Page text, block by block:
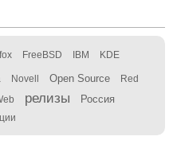
FreeBSD IBM KDE
Novell Open Source Red
релизы Россия